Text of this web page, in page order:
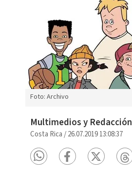
Foto: Archivo
Multimedios y Redacción
Costa Rica /26.07.2019 13:08:37